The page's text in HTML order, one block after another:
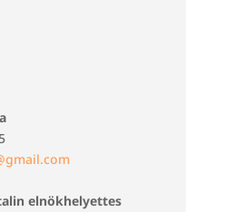
elnökhelyettes